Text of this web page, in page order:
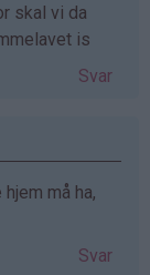
skal vi da
is
Svar
må ha,
Svar